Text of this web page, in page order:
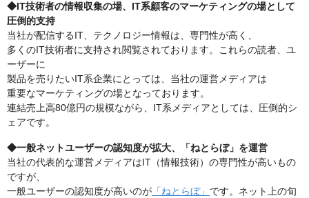
◆IT技術者の情報収集の場、IT系顧客のマーケティングの場として
圧倒的支持
当社が配信するIT、テクノロジー情報は、専門性が高く、
多くのIT技術者に支持され閲覧されております。これらの読者、ユ
ーザーに
製品を売りたいIT系企業にとっては、当社の運営メディアは
重要なマーケティングの場となっております。
連結売上高80億円の規模ながら、IT系メディアとしては、圧倒的シ
ェアです。
◆一般ネットユーザーの認知度が拡大、「ねとらぼ」を運営
当社の代表的な運営メディアはIT（情報技術）の専門性が高いもの
ですが、
一般ユーザーの認知度が高いのが 「ねとらぼ」 です。ネット上の旬